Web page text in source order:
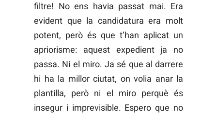
filtre! No ens havia passat mai. Era
evident que la candidatura era molt
potent, però és que t’han aplicat un
apriorisme: aquest expedient ja no
passa. Ni el miro. Ja sé que al darrere
hi ha la millor ciutat, on volia anar la
plantilla, però ni el miro perquè és
insegur i imprevisible. Espero que no